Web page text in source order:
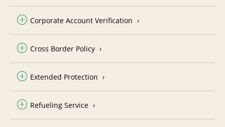
Corporate Account Verification
Cross Border Policy
Extended Protection
Refueling Service